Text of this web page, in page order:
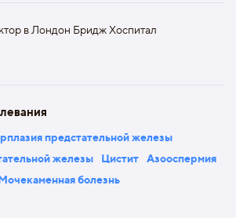
в Лондон Бридж Хоспитал
предстательной железы
железы
Цистит Азооспермия
болезнь